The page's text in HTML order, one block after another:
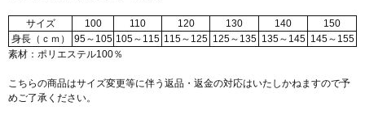
サイズ 100 110 120 130 140
150
身長（ｃｍ）
95～105 105～115 115～125 125～135 135～145 145～155
素材：ポリエステル100％
こちらの商品はサイズ変更等に伴う返品・返金の対応はいたしかねますので予
めご了承ください。